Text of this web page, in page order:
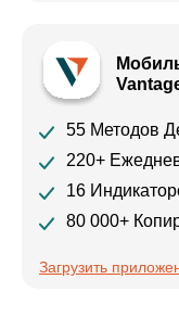
55 Методов
220+
16
80 000+
Загрузить